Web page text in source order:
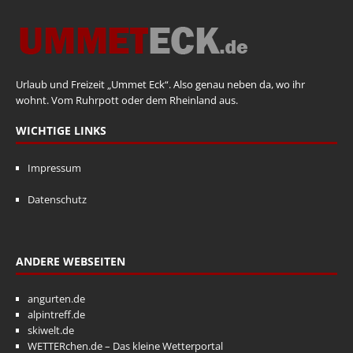
Urlaub und Freizeit „Ummet Eck“. Also genau neben da, wo ihr
wohnt. Vom Ruhrpott oder dem Rheinland aus.
WICHTIGE LINKS
Impressum
Datenschutz
ANDERE WEBSEITEN
angurten.de
alpintreff.de
skiwelt.de
WETTERchen.de – Das kleine Wetterportal